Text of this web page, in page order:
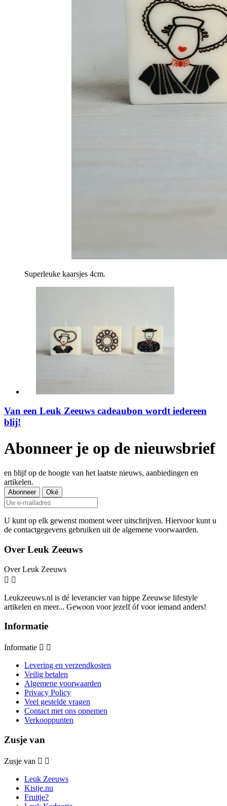
Superleuke kaarsjes 4cm.
Van een Leuk Zeeuws cadeaubon wordt iedereen
blij!
Abonneer je op de nieuwsbrief
en blijf op de hoogte van het laatste nieuws, aanbiedingen en
artikelen.
U kunt op elk gewenst moment weer uitschrijven. Hiervoor kunt u
de contactgegevens gebruiken uit de algemene voorwaarden.
Over Leuk Zeeuws
Over Leuk Zeeuws
 
Leukzeeuws.nl is dé leverancier van hippe Zeeuwse lifestyle
artikelen en meer... Gewoon voor jezelf óf voor iemand anders!
Informatie
Informatie  
Levering en verzendkosten
Veilig betalen
Algemene voorwaarden
Privacy Policy
Veel gestelde vragen
Contact met ons opnemen
Verkooppunten
Zusje van
Zusje van  
Leuk Zeeuws
Kistje.nu
Fruitje?